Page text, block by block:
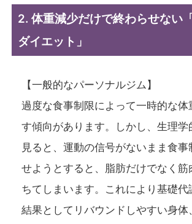
2. 体重減少だけで終わらせない
ダイエット」
【一般的なパーソナルジム】
過度な食事制限によって一時的な体
す傾向があります。しかし、生理学
見ると、運動の信号がないまま食事
せようとすると、脂肪だけでなく筋
ちてしまいます。これにより基礎代
結果としてリバウンドしやすい身体